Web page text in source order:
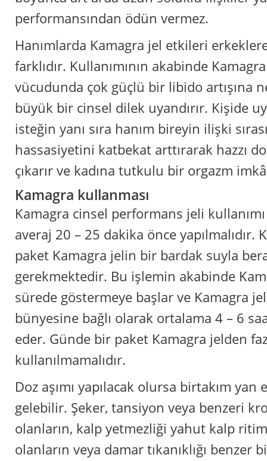
performansından ödün vermez.
Hanımlarda Kamagra jel etkileri
farklıdır. Kullanımının akabinde
vücudunda çok güçlü bir libido artışına
büyük bir cinsel dilek uyandırır. Kişide
isteğin yanı sıra hanım bireyin ilişki
hassasiyetini katbekat arttırarak hazzı
çıkarır ve kadına tutkulu bir orgazm
Kamagra kullanması
Kamagra cinsel performans jeli
averaj 20 – 25 dakika önce yapılmalıdır.
paket Kamagra jelin bir bardak suyla
gerekmektedir. Bu işlemin akabinde
sürede göstermeye başlar ve Kamagra
bünyesine bağlı olarak ortalama 4 – 6
eder. Günde bir paket Kamagra jelden
kullanılmamalıdır.
Doz aşımı yapılacak olursa birtakım
gelebilir. Şeker, tansiyon veya benzeri
olanların, kalp yetmezliği yahut kalp
olanların veya damar tıkanıklığı benzer